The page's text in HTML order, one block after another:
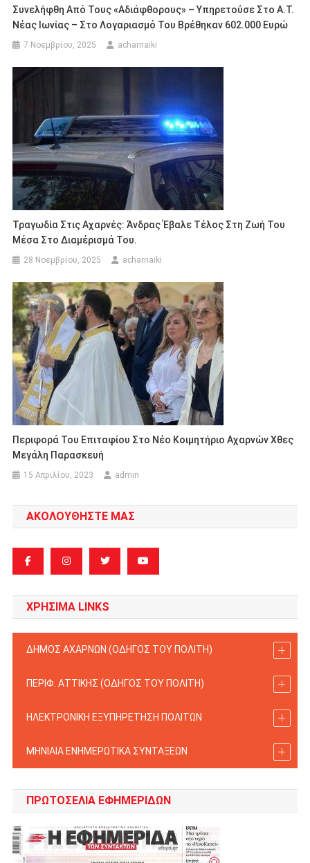
Συνελήφθη Από Τους «αδιάφθορους» – Υπηρετούσε Στο Α.Τ.
Νέας Ιωνίας – Στο Λογαριασμό Του Βρέθηκαν 602.000 Ευρώ
7 Νοεμβρίου, 2025 acharnaiki
Τραγωδία Στις Αχαρνές: Άνδρας Έβαλε Τέλος Στη Ζωή Του
Μέσα Στο Διαμέρισμά Του.
28 Νοεμβρίου, 2025 acharnaiki
Περιφορά Του Επιταφίου Στο Νέο Κοιμητήριο Αχαρνών Χθες
Μεγάλη Παρασκευή
15 Απριλίου, 2023 admin
ΑΚΟΛΟΥΘΗΣΤΕ ΜΑΣ
ΧΡΗΣΙΜΑ LINKS
ΔΗΜΟΣ ΑΧΑΡΝΩΝ (ΟΔΗΓΟΣ TOY ΠΟΛΙΤΗ)
ΠΕΡΙΦ. ΑΤΤΙΚΗΣ (ΟΔΗΓΟΣ TOY ΠΟΛΙΤΗ)
ΗΛΕΚΤΡΟΝΙΚΗ ΕΞΥΠΗΡΕΤΗΣΗ ΠΟΛΙΤΩΝ
ΜΗΝΙΑΙΑ ΕΝΗΜΕΡΩΤΙΚΑ ΣΥΝΤΑΞΕΩΝ
ΠΡΩΤΟΣΈΛΙΑ ΕΦΗΜΕΡΊΔΩΝ